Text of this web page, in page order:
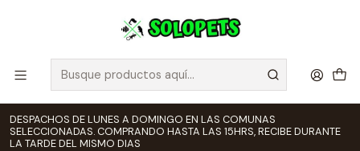
DESPACHOS DE LUNES A DOMINGO EN LAS COMUNAS
SELECCIONADAS. COMPRANDO HASTA LAS 15HRS, RECIBE DURANTE
LA TARDE DEL MISMO DIAS